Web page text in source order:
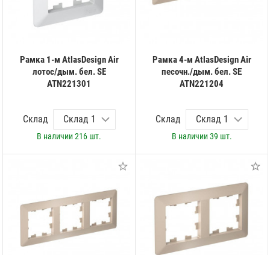
Рамка 1-м AtlasDesign Air
лотос/дым. бел. SE
ATN221301
Склад
В наличии216 шт.
Рамка 4-м AtlasDesign Air
песочн./дым. бел. SE
ATN221204
Склад
В наличии39 шт.